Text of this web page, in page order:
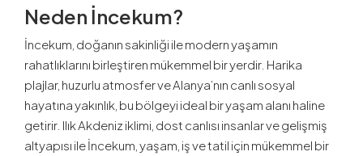
Neden İncekum?
İncekum, doğanın sakinliği ile modern yaşamın
rahatlıklarını birleştiren mükemmel bir yerdir. Harika
plajlar, huzurlu atmosfer ve Alanya’nın canlı sosyal
hayatına yakınlık, bu bölgeyi ideal bir yaşam alanı haline
getirir. Ilık Akdeniz iklimi, dost canlısı insanlar ve gelişmiş
altyapısı ile İncekum, yaşam, iş ve tatil için mükemmel bir